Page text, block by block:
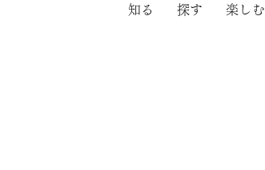
知る 探す 楽しむ